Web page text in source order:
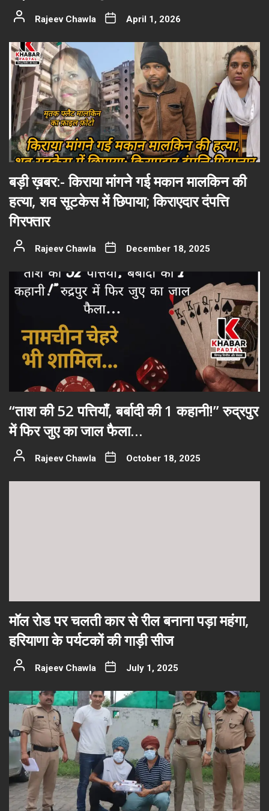
Rajeev Chawla April 1, 2026
बड़ी ख़बर:- किराया मांगने गई मकान मालकिन की
हत्या, शव सूटकेस में छिपाया; किराएदार दंपत्ति
गिरफ्तार
Rajeev Chawla December 18, 2025
“ताश की 52 पत्तियाँ, बर्बादी की 1 कहानी!” रुद्रपुर
में फिर जुए का जाल फैला…
Rajeev Chawla October 18, 2025
मॉल रोड पर चलती कार से रील बनाना पड़ा महंगा,
हरियाणा के पर्यटकों की गाड़ी सीज
Rajeev Chawla July 1, 2025